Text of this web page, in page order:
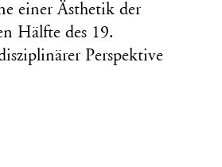
einer Ästhetik der
Hälfte des 19.
Perspektive